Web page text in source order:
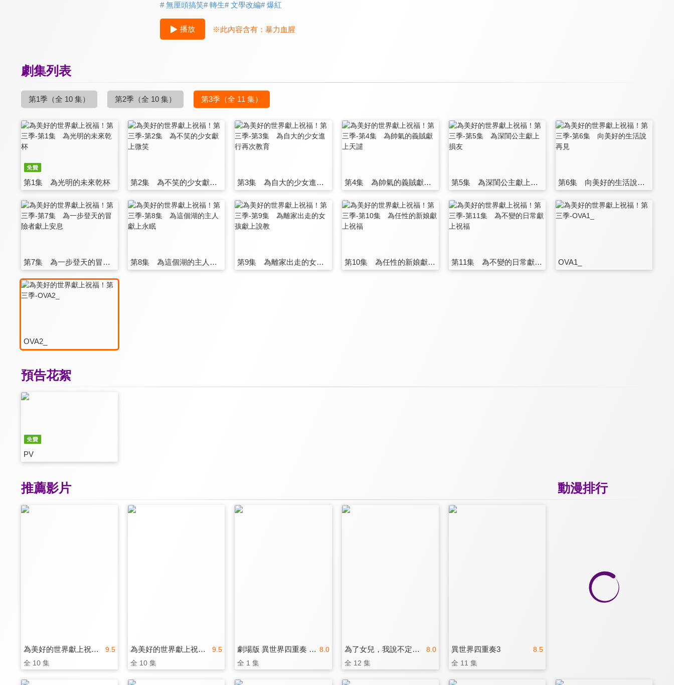
# 無厘頭搞笑# 轉生# 文學改編# 爆紅
播放 ※此內容含有： 暴力血腥
劇集列表
第1季 （全 10 集） 第2季 （全 10 集） 第3季 （全 11 集）
第1集 為光明的未來乾杯 第2集 為不笑的少女獻上微笑 第3集 為自大的少女進行再次教育 第4集 為帥氣的義賊獻上天譴 第5集 為深閨公主獻上損友 第6集 向美好的生活說再見
第7集 為一步登天的冒險者獻上安息 第8集 為這個湖的主人獻上永眠 第9集 為離家出走的女孩獻上說教 第10集 為任性的新娘獻上祝福 第11集 為不變的日常獻上祝福 OVA1_
OVA2_
預告花絮
PV
動漫排行
推薦影片
9.5
為美好的世界獻上祝福！
全 10 集
9.5
為美好的世界獻上祝福！第二季
全 10 集
8.0
劇場版 異世界四重奏 ～Another World～
全 1 集
8.0
為了女兒，我說不定連魔王都能幹掉。
全 12 集
8.5
異世界四重奏3
全 11 集